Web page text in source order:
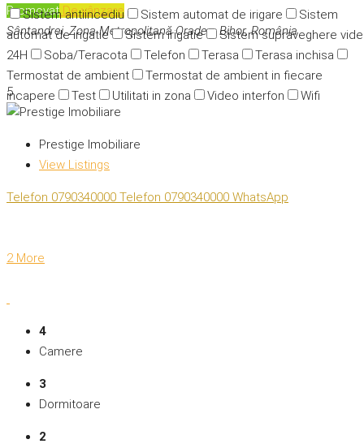
Sistem antiincediu
Sistem automat de irigare
Sistem
automat de irigatie
Sistem irigatie
Sistem supraveghere
24H
Soba/Teracota Telefon Terasa
Terasa inchisa
Termostat de ambient
Termostat de ambient in fiecare
incapere
Test Utilitati in zona Video interfon Wifi
PromovatDe vânzare
Sântandrei, Zona Metropolitană Oradea, Bihor, România
5
Prestige Imobiliare
View Listings
Telefon 0790340000 Telefon 0790340000 WhatsApp
2 More
4
Camere
3
Dormitoare
2